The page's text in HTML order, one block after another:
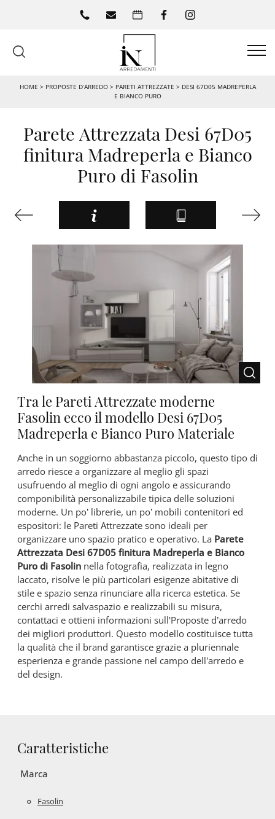
HOME > PROPOSTE D’ARREDO> PARETI ATTREZZATE > DESI 67D05 MADREPERLA
E BIANCO PURO
Parete Attrezzata Desi 67D05
finitura Madreperla e Bianco
Puro di Fasolin
Tra le Pareti Attrezzate moderne
Fasolin ecco il modello Desi 67D05
Madreperla e Bianco Puro Materiale
Anche in un soggiorno abbastanza piccolo, questo tipo di
arredo riesce a organizzare al meglio gli spazi
usufruendo al meglio di ogni angolo e assicurando
componibilità personalizzabile tipica delle soluzioni
moderne. Un po’ librerie, un po’ mobili contenitori ed
espositori: le Pareti Attrezzate sono ideali per
organizzare uno spazio pratico e operativo. La Parete
Attrezzata Desi 67D05 finitura Madreperla e Bianco
Puro di Fasolin nella fotografia, realizzata in legno
laccato, risolve le più particolari esigenze abitative di
stile e spazio senza rinunciare alla ricerca estetica. Se
cerchi arredi salvaspazio e realizzabili su misura,
contattaci e ottieni informazioni sull'Proposte d’arredo
dei migliori produttori. Questo modello costituisce tutta
la qualità che il brand garantisce grazie a pluriennale
esperienza e grande passione nel campo dell'arredo e
del design.
Caratteristiche
Marca
Fasolin